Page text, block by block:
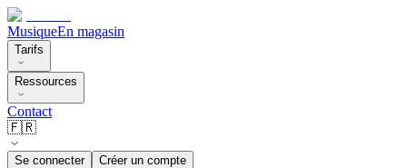
MusiqueEn magasin
Tarifs
Ressources
Contact
🇫🇷
Se connecter Créer un compte